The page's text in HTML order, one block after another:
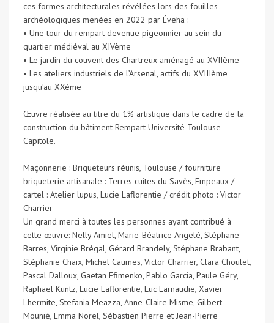
ces formes architecturales révélées lors des fouilles
archéologiques menées en 2022 par Éveha :
• Une tour du rempart devenue pigeonnier au sein du
quartier médiéval au XIVème
• Le jardin du couvent des Chartreux aménagé au XVIIème
• Les ateliers industriels de l’Arsenal, actifs du XVIIIème
jusqu’au XXème
Œuvre réalisée au titre du 1% artistique dans le cadre de la
construction du bâtiment Rempart Université Toulouse
Capitole.
Maçonnerie : Briqueteurs réunis, Toulouse / fourniture
briqueterie artisanale : Terres cuites du Savès, Empeaux /
cartel : Atelier lupus, Lucie Laflorentie / crédit photo : Victor
Charrier
Un grand merci à toutes les personnes ayant contribué à
cette œuvre: Nelly Amiel, Marie-Béatrice Angelé, Stéphane
Barres, Virginie Brégal, Gérard Brandely, Stéphane Brabant,
Stéphanie Chaix, Michel Caumes, Victor Charrier, Clara Choulet,
Pascal Dalloux, Gaetan Efimenko, Pablo Garcia, Paule Géry,
Raphaël Kuntz, Lucie Laflorentie, Luc Larnaudie, Xavier
Lhermite, Stefania Meazza, Anne-Claire Misme, Gilbert
Mounié, Emma Norel, Sébastien Pierre et Jean-Pierre